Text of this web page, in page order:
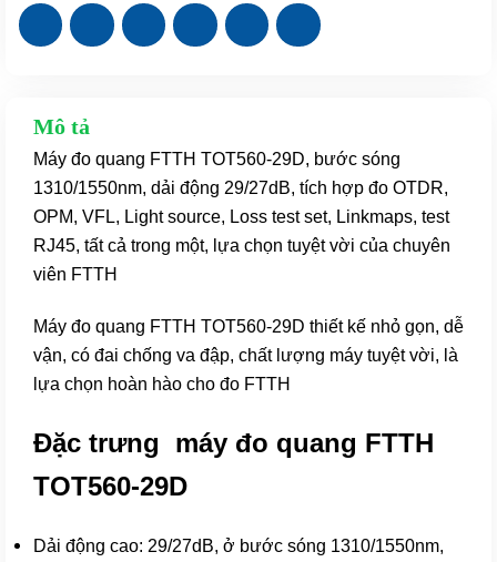
chất
như
lượng
Mô tả
Máy đo quang FTTH TOT560-29D, bước sóng
1310/1550nm, dải động 29/27dB, tích hợp đo OTDR,
OPM, VFL, Light source, Loss test set, Linkmaps, test
RJ45, tất cả trong một, lựa chọn tuyệt vời của chuyên
viên FTTH
Máy đo quang FTTH TOT560-29D thiết kế nhỏ gọn, dễ
vận, có đai chống va đập, chất lượng máy tuyệt vời, là
lựa chọn hoàn hào cho đo FTTH
Đặc trưng máy đo quang FTTH
TOT560-29D
Dải động cao: 29/27dB, ở bước sóng 1310/1550nm,